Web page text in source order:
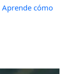
Aprende cómo